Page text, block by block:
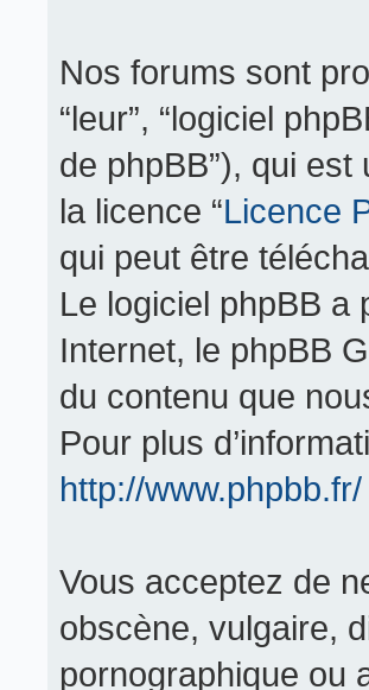
Nos forums sont
“leur”, “logiciel
de phpBB”), qui
la licence “Licence
qui peut être
Le logiciel phpBB a
Internet, le phpBB
du contenu que
Pour plus
http://www.phpbb.fr/
Vous acceptez de
obscène, vulgaire,
pornographique ou